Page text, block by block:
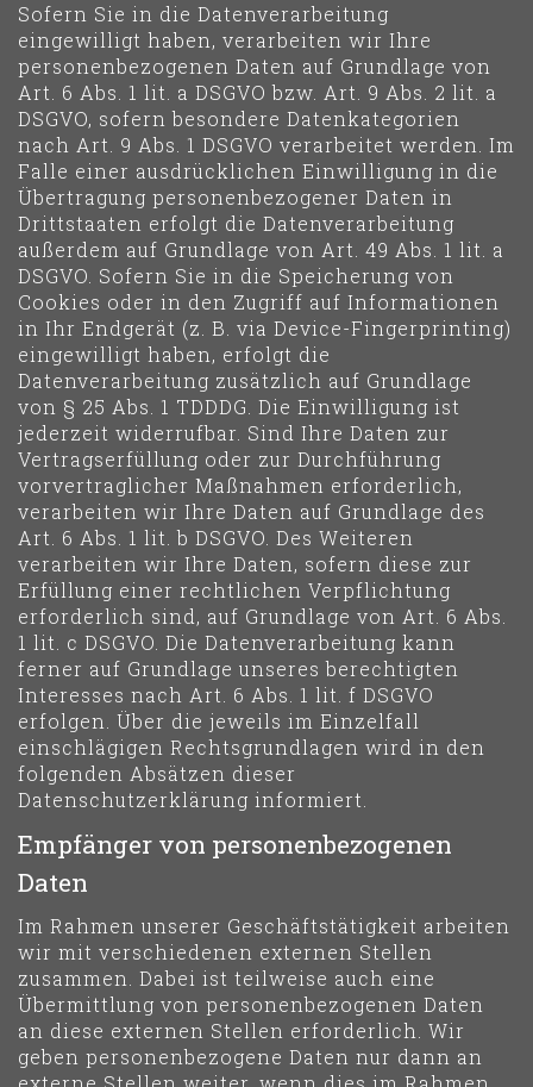
Sofern Sie in die Datenverarbeitung
eingewilligt haben, verarbeiten wir Ihre
personenbezogenen Daten auf Grundlage von
Art. 6 Abs. 1 lit. a DSGVO bzw. Art. 9 Abs. 2 lit. a
DSGVO, sofern besondere Datenkategorien
nach Art. 9 Abs. 1 DSGVO verarbeitet werden. Im
Falle einer ausdrücklichen Einwilligung in die
Übertragung personenbezogener Daten in
Drittstaaten erfolgt die Datenverarbeitung
außerdem auf Grundlage von Art. 49 Abs. 1 lit. a
DSGVO. Sofern Sie in die Speicherung von
Cookies oder in den Zugriff auf Informationen
in Ihr Endgerät (z. B. via Device-Fingerprinting)
eingewilligt haben, erfolgt die
Datenverarbeitung zusätzlich auf Grundlage
von § 25 Abs. 1 TDDDG. Die Einwilligung ist
jederzeit widerrufbar. Sind Ihre Daten zur
Vertragserfüllung oder zur Durchführung
vorvertraglicher Maßnahmen erforderlich,
verarbeiten wir Ihre Daten auf Grundlage des
Art. 6 Abs. 1 lit. b DSGVO. Des Weiteren
verarbeiten wir Ihre Daten, sofern diese zur
Erfüllung einer rechtlichen Verpflichtung
erforderlich sind, auf Grundlage von Art. 6 Abs.
1 lit. c DSGVO. Die Datenverarbeitung kann
ferner auf Grundlage unseres berechtigten
Interesses nach Art. 6 Abs. 1 lit. f DSGVO
erfolgen. Über die jeweils im Einzelfall
einschlägigen Rechtsgrundlagen wird in den
folgenden Absätzen dieser
Datenschutzerklärung informiert.
Empfänger von personenbezogenen
Daten
Im Rahmen unserer Geschäftstätigkeit arbeiten
wir mit verschiedenen externen Stellen
zusammen. Dabei ist teilweise auch eine
Übermittlung von personenbezogenen Daten
an diese externen Stellen erforderlich. Wir
geben personenbezogene Daten nur dann an